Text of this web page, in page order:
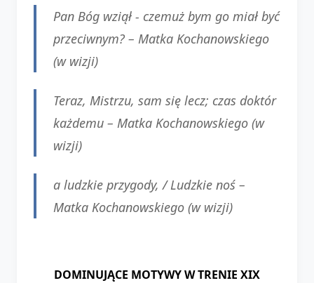
Pan Bóg wziął - czemuż bym go miał być
przeciwnym? – Matka Kochanowskiego
(w wizji)
Teraz, Mistrzu, sam się lecz; czas doktór
każdemu – Matka Kochanowskiego (w
wizji)
a luǳkie przygody, / Luǳkie noś –
Matka Kochanowskiego (w wizji)
DOMINUJĄCE MOTYWY W TRENIE XIX